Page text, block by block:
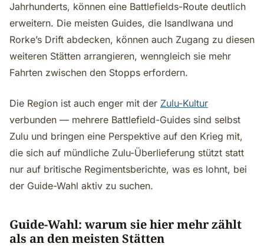
Jahrhunderts, können eine Battlefields-Route deutlich
erweitern. Die meisten Guides, die Isandlwana und
Rorke’s Drift abdecken, können auch Zugang zu diesen
weiteren Stätten arrangieren, wenngleich sie mehr
Fahrten zwischen den Stopps erfordern.
Die Region ist auch enger mit der Zulu-Kultur
verbunden — mehrere Battlefield-Guides sind selbst
Zulu und bringen eine Perspektive auf den Krieg mit,
die sich auf mündliche Zulu-Überlieferung stützt statt
nur auf britische Regimentsberichte, was es lohnt, bei
der Guide-Wahl aktiv zu suchen.
Guide-Wahl: warum sie hier mehr zählt
als an den meisten Stätten